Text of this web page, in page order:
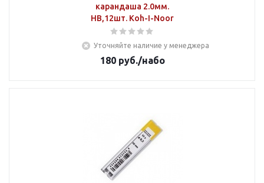
карандаша 2.0мм.
HВ,12шт. Koh-I-Noor
Уточняйте наличие у менеджера
180руб./набо